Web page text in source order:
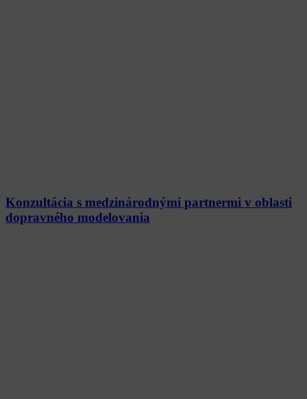
Konzultácia s medzinárodnými partnermi v oblasti
dopravného modelovania